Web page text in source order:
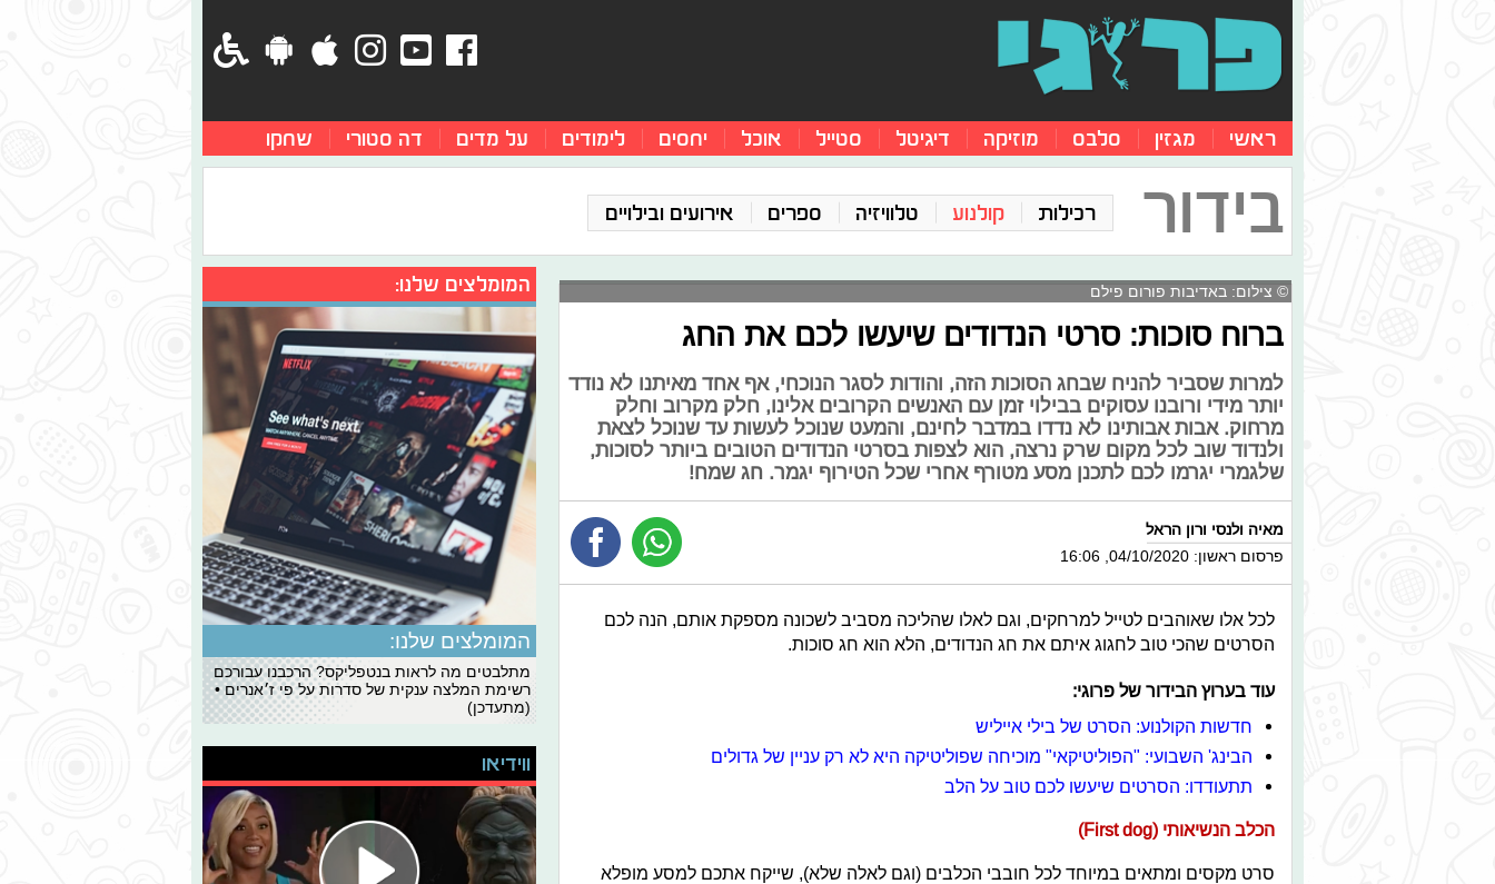
ראשי מגזין סלבס מוזיקה דיגיטל סטייל אוכל יחסים לימודים על מדים דה סטורי שחקו
בידור רכילות קולנוע טלוויזיה ספרים אירועים ובילויים
© צילום: באדיבות פורום פילם
ברוח סוכות: סרטי הנדודים שיעשו לכם את החג
למרות שסביר להניח שבחג הסוכות הזה, והודות לסגר הנוכחי, אף אחד מאיתנו לא נודד
יותר מידי ורובנו עסוקים בבילוי זמן עם האנשים הקרובים אלינו, חלק מקרוב וחלק
מרחוק. אבות אבותינו לא נדדו במדבר לחינם, והמעט שנוכל לעשות עד שנוכל לצאת
ולנדוד שוב לכל מקום שרק נרצה, הוא לצפות בסרטי הנדודים הטובים ביותר לסוכות,
שלגמרי יגרמו לכם לתכנן מסע מטורף אחרי שכל הטירוף יגמר. חג שמח!
מאיה ולנסי ורון הראל
פרסום ראשון: 04/10/2020, 16:06
לכל אלו שאוהבים לטייל למרחקים, וגם לאלו שהליכה מסביב לשכונה מספקת אותם, הנה לכם
הסרטים שהכי טוב לחגוג איתם את חג הנדודים, הלא הוא חג סוכות.
עוד בערוץ הבידור של פרוגי:
חדשות הקולנוע: הסרט של בילי אייליש
הבינג' השבועי: "הפוליטיקאי" מוכיחה שפוליטיקה היא לא רק עניין של גדולים
תתעודדו: הסרטים שיעשו לכם טוב על הלב
הכלב הנשיאותי (First dog)
סרט מקסים ומתאים במיוחד לכל חובבי הכלבים (וגם לאלה שלא), שייקח אתכם למסע מופלא
המומלצים שלנו:
המומלצים שלנו:
מתלבטים מה לראות בנטפליקס? הרכבנו עבורכם
רשימת המלצה ענקית של סדרות על פי ז׳אנרים •
(מתעדכן)
ווידיאו